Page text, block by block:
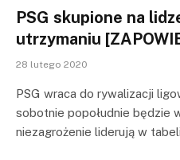
PSG skupione na
utrzymaniu
28 lutego 2020
PSG wraca do rywalizacji
sobotnie popołudnie będzie
niezagrożenie liderują w